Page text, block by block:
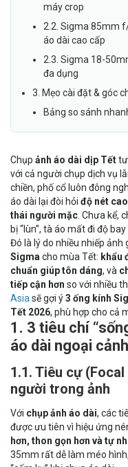
máy crop
2.2. Sigma 85mm
áo dài cao cấp
2.3. Sigma 18-
đa dụng
3. Mẹo cài đặt & góc
Bảng so sánh
Chụp ảnh áo dài dịp Tết
với cả người chụp dịch vụ
chiền, phố cổ luôn đông
áo dài lại đòi hỏi độ nét
thái người mặc. Chưa kể,
bị “lùn”, tà áo mất đi độ
Đó là lý do nhiều nhiếp ảnh
Sigmacho mùa Tết: khẩu
chuẩn giúp tôn dáng, và
tiếp cận hơn so với nhiều
Asiasẽ gợi ý3 ống kính
Tết 2026, phù hợp cho cả
1. 3 tiêu chí
áo dài ngoại cảnh
1.1. Tiêu cự
người trong ảnh
Với chụp ảnh áo dài, các
được ưu tiên vì hiệu ứng
hơn, thon gọn hơn và tự
35mm rất dễ làm méo